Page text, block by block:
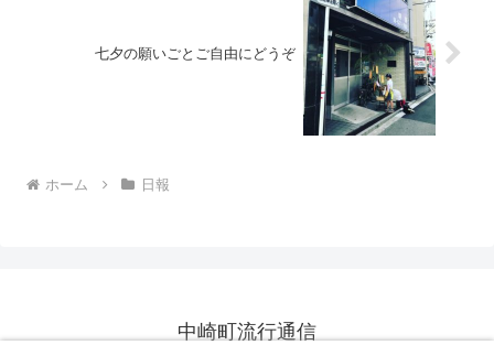
七夕の願いごとご自由にどうぞ
ホーム 日報
中崎町流行通信